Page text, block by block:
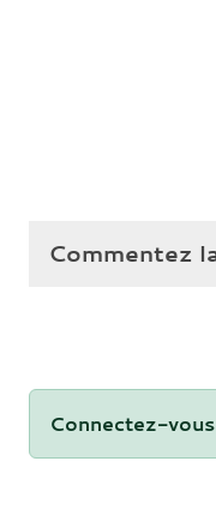
Commentez
Connectez-vous